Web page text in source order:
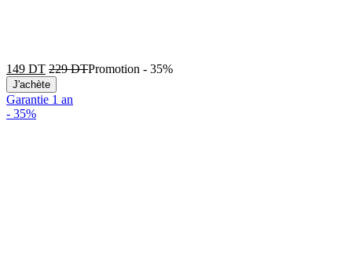
149 DT 229DTPromotion - 35%
J'achète
Garantie 1 an
- 35%